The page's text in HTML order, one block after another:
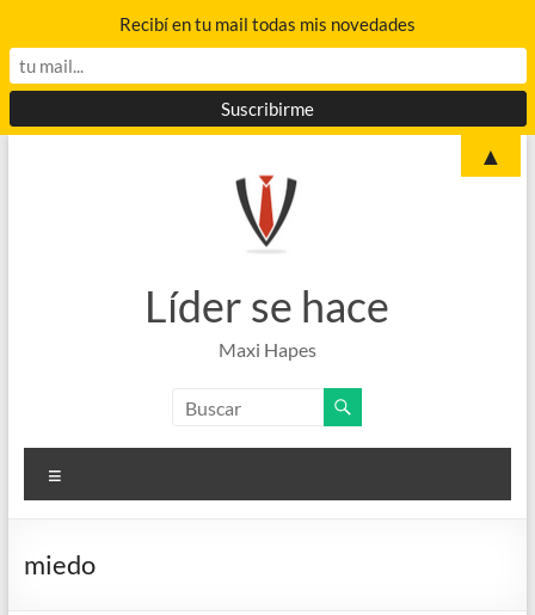
Líder se hace
Maxi Hapes
miedo
Recibí en tu mail todas mis novedades
▲